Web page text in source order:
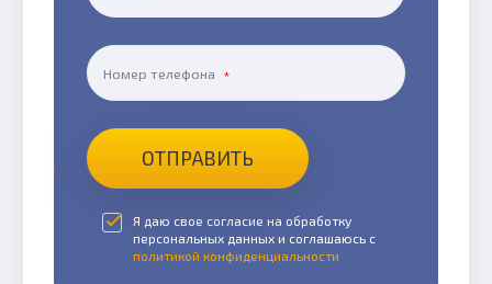
Номер телефона
ОТПРАВИТЬ
Я даю свое согласие на обработку
персональных данных и соглашаюсь с
политикой конфиденциальности